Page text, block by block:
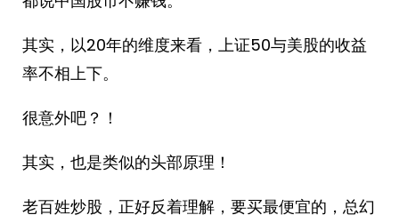
其实，以20年的维度来看，上证50与美股的收益
率不相上下。
很意外吧？！
其实，也是类似的头部原理！
老百姓炒股，正好反着理解，要买最便宜的，总幻